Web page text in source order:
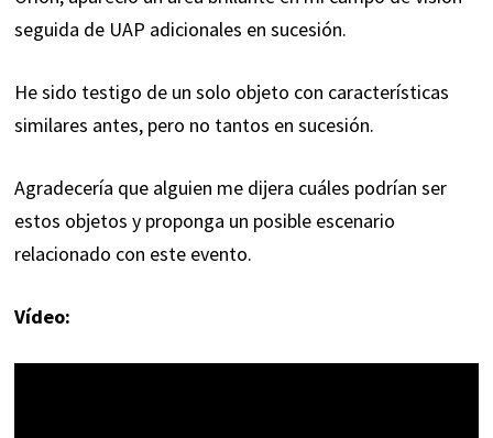
seguida de UAP adicionales en sucesión.
He sido testigo de un solo objeto con características
similares antes, pero no tantos en sucesión.
Agradecería que alguien me dijera cuáles podrían ser
estos objetos y proponga un posible escenario
relacionado con este evento.
Vídeo: